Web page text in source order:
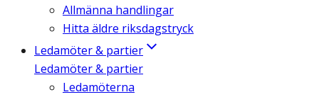
Allmänna handlingar
Hitta äldre riksdagstryck
Ledamöter & partier
Ledamöter & partier
Ledamöterna